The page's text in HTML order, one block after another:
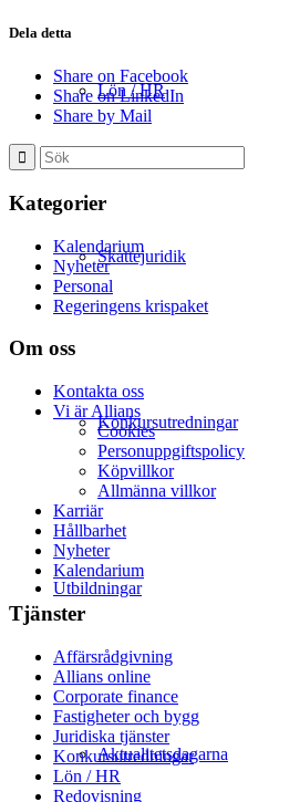
Lön / HR
Skattejuridik
Konkursutredningar
Utbildningar
Aktualitetsdagarna
Dela detta
Share on Facebook
Share on LinkedIn
Share by Mail
Kategorier
Kalendarium
Nyheter
Personal
Regeringens krispaket
Om oss
Kontakta oss
Vi är Allians
Cookies
Personuppgiftspolicy
Köpvillkor
Allmänna villkor
Karriär
Hållbarhet
Nyheter
Kalendarium
Tjänster
Affärsrådgivning
Allians online
Corporate finance
Fastigheter och bygg
Juridiska tjänster
Konkursutredningar
Lön / HR
Redovisning